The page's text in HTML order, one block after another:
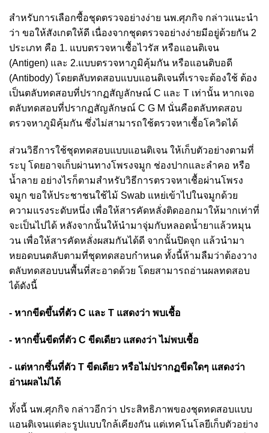
สำหรับการเลือกซื้อชุดตรวจอย่างง่าย นพ.ศุภกิจ กล่าวแนะนำ
ว่า ขอให้สังเกตให้ดี เนื่องจากชุดตรวจอย่างง่ายมีอยู่ด้วยกัน 2
ประเภท คือ 1. แบบตรวจหาเชื้อไวรัส หรือแอนติเจน
(Antigen) และ 2.แบบตรวจหาภูมิคุ้มกัน หรือแอนติบอดี
(Antibody) โดยตลับทดสอบแบบแอนติเจนที่เราจะต้องใช้ ต้อง
เป็นตลับทดสอบที่ปรากฏสัญลักษณ์ C และ T เท่านั้น หากเจอ
ตลับทดสอบที่ปรากฏสัญลักษณ์ C G M นั่นคือตลับทดสอบ
ตรวจหาภูมิคุ้มกัน ซึ่งไม่สามารถใช้ตรวจหาเชื้อโควิดได้
ส่วนวิธีการใช้ชุดทดสอบแบบแอนติเจน ให้เก็บตัวอย่างตามที่
ระบุ โดยอาจเก็บผ่านทางโพรงจมูก ช่องปากและลำคอ หรือ
น้ำลาย อย่างไรก็ตามสำหรับวิธีการตรวจหาเชื้อผ่านโพรง
จมูก ขอให้ประชาชนใช้ไม้ Swab แหย่เข้าไปในจมูกด้วย
ความแรงระดับหนึ่ง เพื่อให้สารคัดหลั่งติดออกมาให้มากเท่าที่
จะเป็นไปได้ หลังจากนั้นให้นำมาจุ่มกับหลอดน้ำยาแล้วหมุน
วน เพื่อให้สารคัดหลั่งผสมกันได้ดี จากนั้นปิดจุก แล้วนำมา
หยอดบนตลับตามที่ชุดทดสอบกำหนด ทั้งนี้ห้ามลืมว่าต้องวาง
ตลับทดสอบบนพื้นที่สะอาดด้วย โดยสามารถอ่านผลทดสอบ
ได้ดังนี้
- หากขีดขึ้นที่ตัว C และ T แสดงว่า พบเชื้อ
- หากขึ้นขีดที่ตัว C ขีดเดียว แสดงว่า ไม่พบเชื้อ
- แต่หากซึ้นที่ตัว T ขีดเดียว หรือไม่ปรากฏขีดใดๆ แสดงว่า
อ่านผลไม่ได้
ทั้งนี้ นพ.ศุภกิจ กล่าวอีกว่า ประสิทธิภาพของชุดทดสอบแบบ
แอนติเจนแต่ละรูปแบบใกล้เคียงกัน แต่เทคโนโลยีเก็บตัวอย่าง